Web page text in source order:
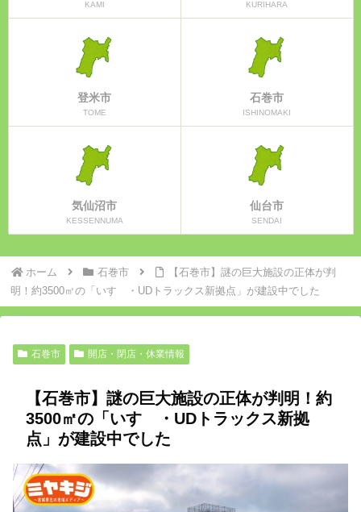
KAMI KURIHARA
登米市
TOME
石巻市
ISHINOMAKI
気仙沼市
KESSENNUMA
仙台市
SENDAI
ホーム 石巻市
【石巻市】謎の巨大施設の正体が判
明！約3500㎡の「いすゞ・UDトラックス新拠点」が建設中でした
石巻市 開店・閉店・休業情報
【石巻市】謎の巨大施設の正体が判明！約
3500㎡の「いすゞ・UDトラックス新拠
点」が建設中でした